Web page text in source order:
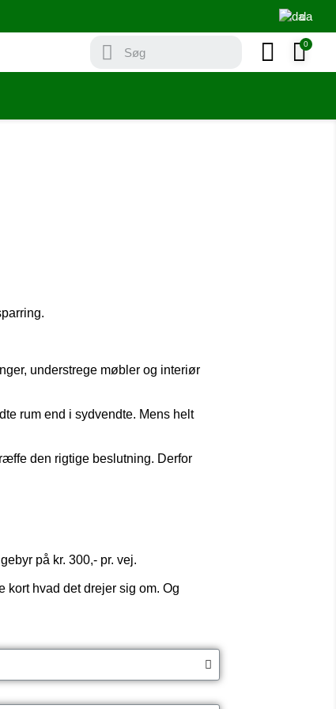
da
understrege møbler og interiør
rum end i sydvendte. Mens helt
den rigtige beslutning. Derfor
på kr. 300,- pr. vej.
kort hvad det drejer sig om. Og